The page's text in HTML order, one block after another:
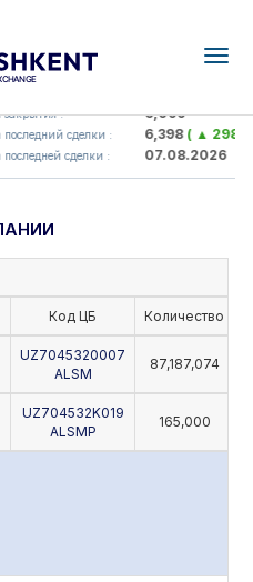
(<O'zmetkombinat> AJ)
: 6,099
сделки : 6,398( ▲ 298.04
сделки : 07.08.2026
Код ЦБ Количество
UZ7045320007
ALSM
87,187,074
UZ704532K019
ALSMP
165,000